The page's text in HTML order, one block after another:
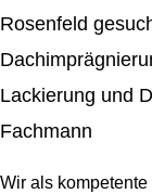
Rosenfeld
Lackierung und
Fachmann
Wir als